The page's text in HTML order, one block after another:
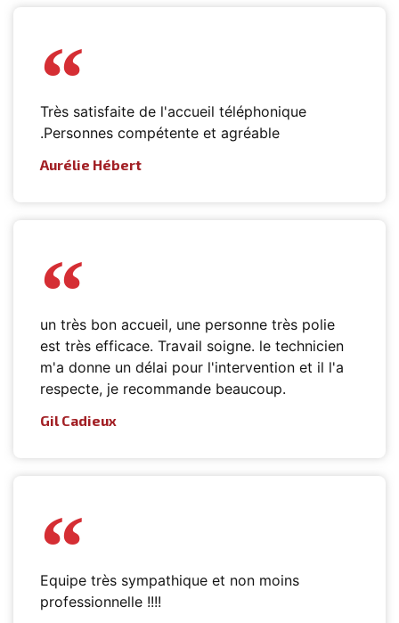
Très satisfaite de l'accueil téléphonique
.Personnes compétente et agréable
Aurélie Hébert
un très bon accueil, une personne très polie
est très efficace. Travail soigne. le technicien
m'a donne un délai pour l'intervention et il l'a
respecte, je recommande beaucoup.
Gil Cadieux
Equipe très sympathique et non moins
professionnelle !!!!